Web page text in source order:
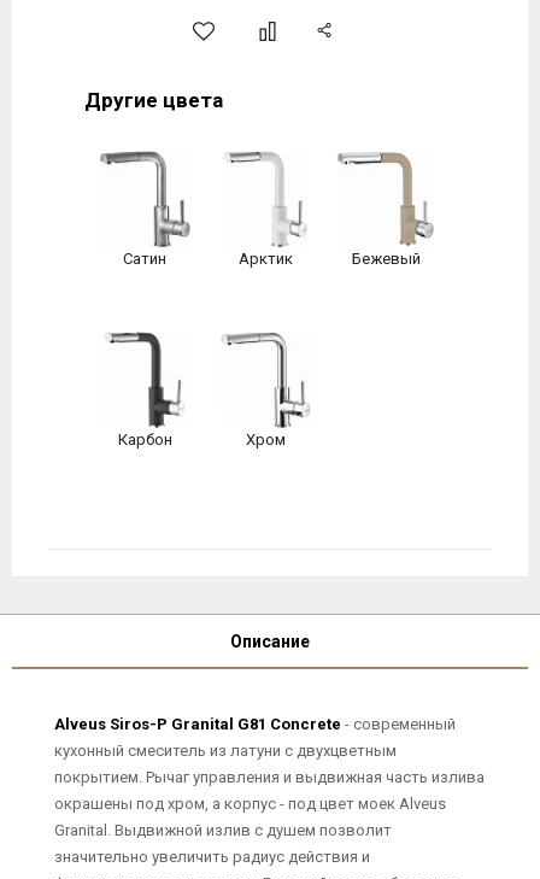
Другие цвета
Сатин Арктик Бежевый
Карбон Хром
Описание
Alveus Siros-P Granital G81 Concrete - современный
кухонный смеситель из латуни с двухцветным
покрытием. Рычаг управления и выдвижная часть излива
окрашены под хром, а корпус - под цвет моек Alveus
Granital. Выдвижной излив с душем позволит
значительно увеличить радиус действия и